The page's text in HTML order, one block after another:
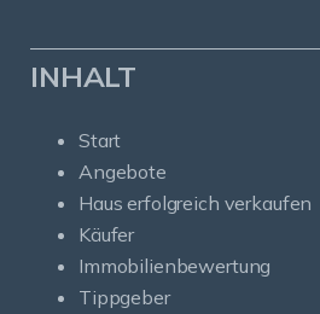
INHALT
Start
Angebote
Haus erfolgreich verkaufen
Käufer
Immobilienbewertung
Tippgeber